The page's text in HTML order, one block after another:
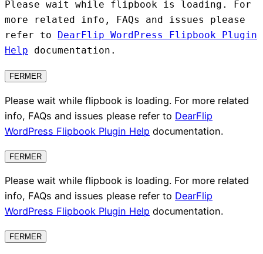
Please wait while flipbook is loading. For
more related info, FAQs and issues please
refer to DearFlip WordPress Flipbook Plugin
Help documentation.
FERMER
Please wait while flipbook is loading. For more related
info, FAQs and issues please refer to DearFlip
WordPress Flipbook Plugin Help documentation.
FERMER
Please wait while flipbook is loading. For more related
info, FAQs and issues please refer to DearFlip
WordPress Flipbook Plugin Help documentation.
FERMER